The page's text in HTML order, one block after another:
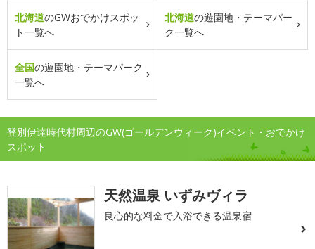
北海道のGWおでかけスポッ
ト一覧へ
北海道の遊園地・テーマパー
ク一覧へ
全国の遊園地・テーマパーク
一覧へ
登別伊達時代村周辺のGW(ゴールデンウィーク)イベント・おでかけ
スポット
天然温泉 いずみヴィラ
良心的な料金で入浴できる温泉宿